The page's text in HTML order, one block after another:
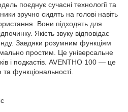
поєднує сучасні технології та
зручно сидять на голові навіть
Вони підходять для
Якість звуку відповідає
Завдяки розумним функціям
простим. Це універсальне
і подкастів. AVENTHO 100 — це
функціональності.